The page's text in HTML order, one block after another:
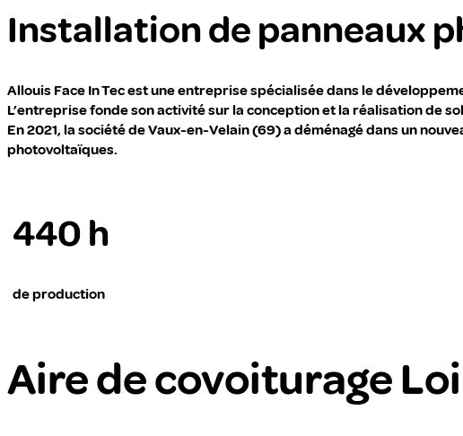
Installation de panneaux
Allouis Face In Tec est une entreprise spécialisée dans le
L’entreprise fonde son activité sur la conception et la réalisation de
En 2021, la société de Vaux-en-Velain (69) a déménagé dans un
photovoltaïques.
440 h
de production
Aire de covoiturage